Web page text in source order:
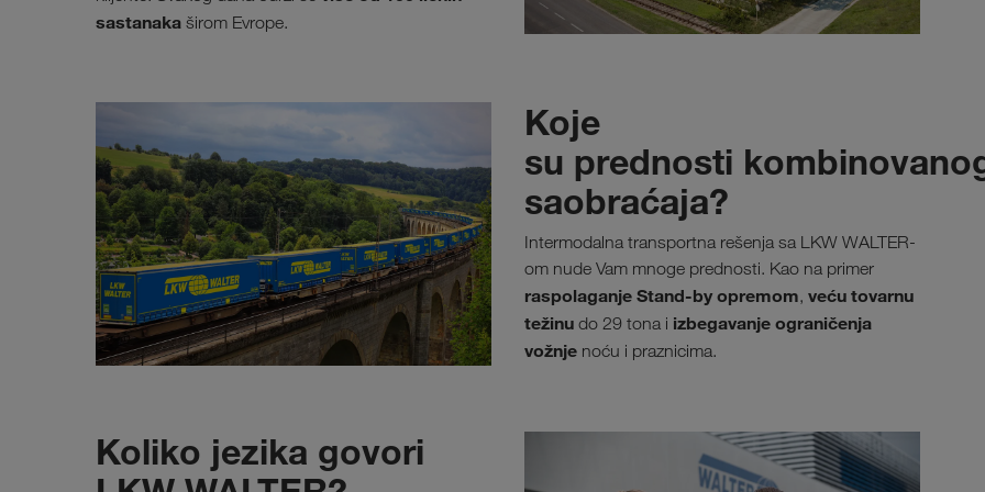
sastanaka širom Evrope.
Koje
su prednosti
saobraćaja?
Intermodalna transportna rešenja sa LKW WALTER-
om nude Vam mnoge prednosti. Kao na primer
raspolaganje Stand-by opremom, veću tovarnu
težinu do 29 tona i izbegavanje ograničenja
vožnje noću i praznicima.
Koliko jezika govori